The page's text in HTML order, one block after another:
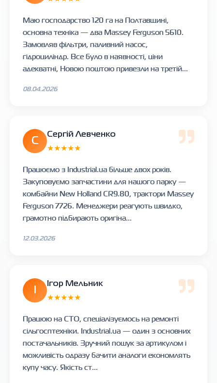
Маю господарство 120 га на Полтавщині,
основна техніка — два Massey Ferguson 5610.
Замовляв фільтри, паливний насос,
гідроциліндр. Все було в наявності, ціни
адекватні, Новою поштою привезли на третій...
08.04.2026
С
Сергій Левченко
★★★★★
Працюємо з Industrial.ua більше двох років.
Закуповуємо запчастини для нашого парку —
комбайни New Holland CR9.80, трактори Massey
Ferguson 7726. Менеджери реагують швидко,
грамотно підбирають оригіна...
12.03.2026
Ігор Мельник
★★★★★
Працюю на СТО, спеціалізуємось на ремонті
сільгосптехніки. Industrial.ua — один з основних
постачальників. Зручний пошук за артикулом і
можливість одразу бачити аналоги економлять
купу часу. Якість ст...